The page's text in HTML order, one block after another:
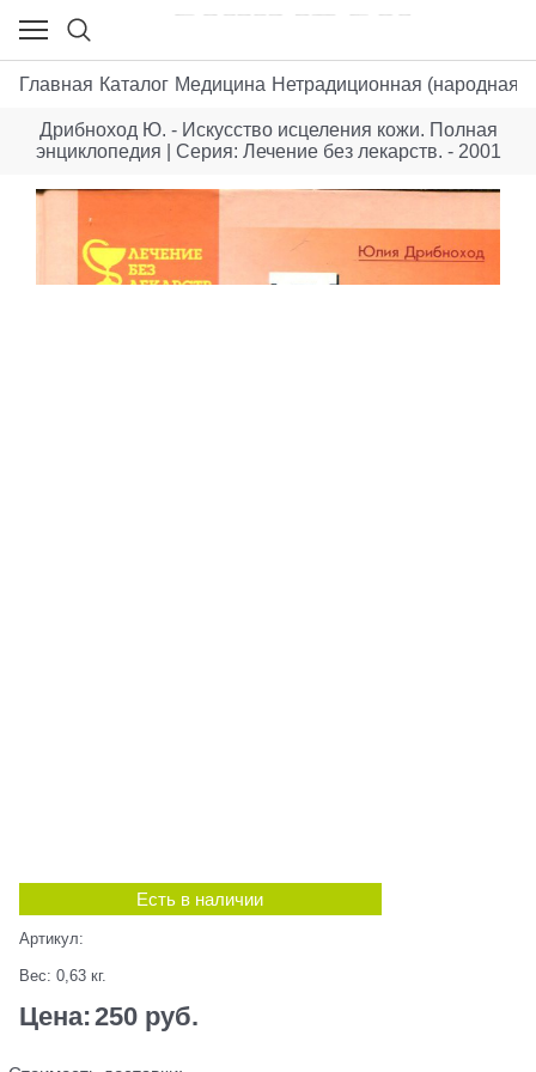
Главная Каталог Медицина Нетрадиционная (народная,
Дрибноход Ю. - Искусство исцеления кожи. Полная
энциклопедия | Серия: Лечение без лекарств. - 2001
Есть в наличии
Артикул:
Вес: 0,63 кг.
Цена:250 руб.